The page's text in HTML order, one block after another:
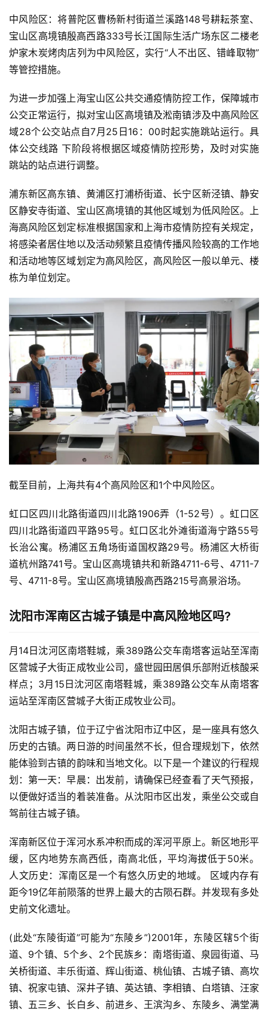
中风险区：将普陀区曹杨新村街道兰溪路148号耕耘茶室、
宝山区高境镇殷高西路333号长江国际生活广场东区二楼老
炉家木炭烤肉店列为中风险区，实行“人不出区、错峰取物”
等管控措施。
为进一步加强上海宝山区公共交通疫情防控工作，保障城市
公交正常运行，拟对宝山区高境镇及淞南镇涉及中高风险区
域28个公交站点自7月25日16：00时起实施跳站运行。具
体公交线路 下阶段将根据区域疫情防控形势，及时对实施
跳站的站点进行调整。
浦东新区高东镇、黄浦区打浦桥街道、长宁区新泾镇、静安
区静安寺街道、宝山区高境镇的其他区域划为低风险区。上
海高风险区划定标准根据国家和上海市疫情防控有关规定，
将感染者居住地以及活动频繁且疫情传播风险较高的工作地
和活动地等区域划定为高风险区，高风险区一般以单元、楼
栋为单位划定。
截至目前，上海共有4个高风险区和1个中风险区。
虹口区四川北路街道四川北路1906弄（1-52号）。虹口区
四川北路街道四平路95号。虹口区北外滩街道海宁路55号
长治公寓。杨浦区五角场街道国权路29号。杨浦区大桥街
道杭州路741号。宝山区高境镇共和新路4711-6号、4711-7
号、4711-8号。宝山区高境镇殷高西路215号高景浴场。
沈阳市浑南区古城子镇是中高风险地区吗?
月14日沈河区南塔鞋城，乘389路公交车南塔客运站至浑南
区营城子大街正成牧业公司，盛世园田居俱乐部附近核酸采
样点；3月15日沈河区南塔鞋城，乘389路公交车从南塔客
运站至浑南区营城子大街正成牧业公司。
沈阳古城子镇，位于辽宁省沈阳市辽中区，是一座具有悠久
历史的古镇。两日游的时间虽然不长，但合理规划下，依然
能体验到古镇的韵味和当地文化。以下是一个建议的行程规
划：第一天：早晨：出发前，请确保已经查看了天气预报，
以便做好适当的着装准备。从沈阳市区出发，乘坐公交或自
驾前往古城子镇。
浑南新区位于浑河水系冲积而成的浑河平原上。新区地形平
缓，区内地势东高西低，南高北低，平均海拔低于50米。
人文历史：浑南区是一个有悠久历史的地域。 区域内存有
距今19亿年前陨落的世界上最大的古陨石群。并发现有多处
史前文化遗址。
(此处“东陵街道”可能为“东陵乡”)2001年，东陵区辖5个街
道、9个镇、5个乡、2个民族乡：南塔街道、泉园街道、马
关桥街道、丰乐街道、辉山街道、桃仙镇、古城子镇、高坎
镇、祝家屯镇、深井子镇、英达镇、李相镇、白塔镇、汪家
镇、五三乡、长白乡、前进乡、王滨沟乡、东陵乡、满堂满